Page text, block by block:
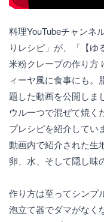
料理YouTubeチャンネ
りレシピ」が、「【ゆ
米粉クレープの作り方
ィーヤ風に食事にも。
題した動画を公開しま
ウル一つで混ぜて焼く
プレシピを紹介してい
動画内で紹介された生
卵、水、そして隠し味
作り方は至ってシンプ
泡立て器でダマがなく